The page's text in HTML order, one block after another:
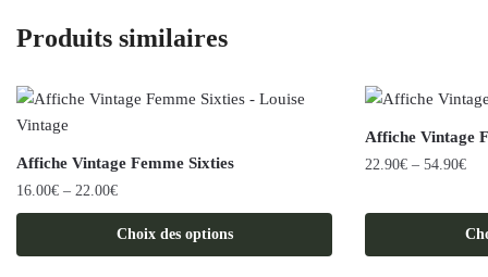
Produits similaires
Affiche Vintage Femme Sixties
16.00€ – 22.00€
Choix des options
produit
Affiche Vintage
22.90€ – 54.90€
a